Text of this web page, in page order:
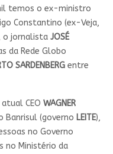
temos o ex-ministro
Constantino (ex-Veja,
o jornalista JOSÉ
da Rede Globo
SARDENBERGentre
CEO WAGNER
(governo LEITE),
no Governo
no Ministério da